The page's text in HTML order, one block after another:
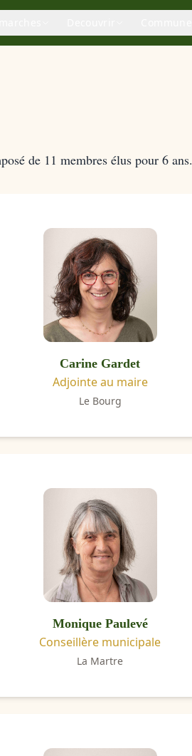
de 11 membres élus pour 6 ans.
Carine Gardet
Adjointe au maire
Le Bourg
Monique Paulevé
Conseillère municipale
La Martre